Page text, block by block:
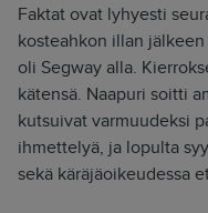
Faktat ovat lyhyesti
kosteahkon illan
oli Segway alla.
kätensä. Naapuri soitti
kutsuivat varmuudeksi
ihmettelyä, ja lopulta
sekä käräjäoikeudessa